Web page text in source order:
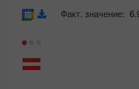
Факт. значение: